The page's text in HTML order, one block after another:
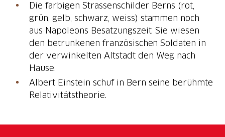
Die farbigen Strassenschilder Berns (rot,
grün, gelb, schwarz, weiss) stammen noch
aus Napoleons Besatzungszeit. Sie wiesen
den betrunkenen französischen Soldaten in
der verwinkelten Altstadt den Weg nach
Hause.
Albert Einstein schuf in Bern seine berühmte
Relativitätstheorie.